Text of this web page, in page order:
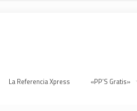
La Referencia Xpress «PP’S Gratis»